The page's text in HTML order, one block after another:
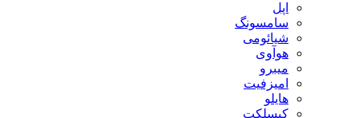
اپل
سامسونگ
شیائومی
هوآوی
میبرو
امیزفیت
هایلو
کیسلکت